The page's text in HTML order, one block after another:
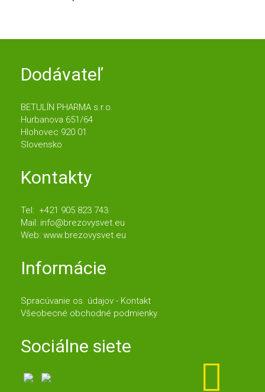
Dodávateľ
BETULÍN PHARMA s.r.o.
Hurbanova 651/64
Hlohovec 920 01
Slovensko
Kontakty
Tel: +421 905 823 743
Mail: info@brezovysvet.eu
Web: www.brezovysvet.eu
Informácie
Spracúvanie os. údajov - Kontakt
Všeobecné obchodné podmienky
Sociálne siete